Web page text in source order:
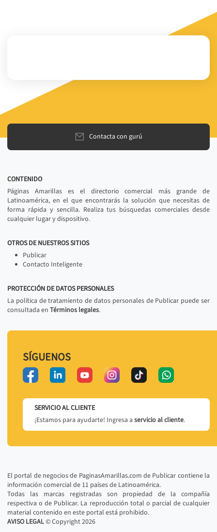
Contacta con gurú
CONTENIDO
Páginas Amarillas es el directorio comercial más grande de
Latinoamérica, en el que encontrarás la solución que necesitas de
forma rápida y sencilla. Realiza tus búsquedas comerciales desde
cualquier lugar y dispositivo.
OTROS DE NUESTROS SITIOS
Publicar
Contacto Inteligente
PROTECCIÓN DE DATOS PERSONALES
La política de tratamiento de datos personales de Publicar puede ser
consultada en Términos legales.
SÍGUENOS
SERVICIO AL CLIENTE
¡Estamos para ayudarte! Ingresa a servicio al cliente.
El portal de negocios de PaginasAmarillas.com de Publicar contiene la
información comercial de 11 países de Latinoamérica.
Todas las marcas registradas son propiedad de la compañía
respectiva o de Publicar. La reproducción total o parcial de cualquier
material contenido en este portal está prohibido.
AVISO LEGAL© Copyright2026